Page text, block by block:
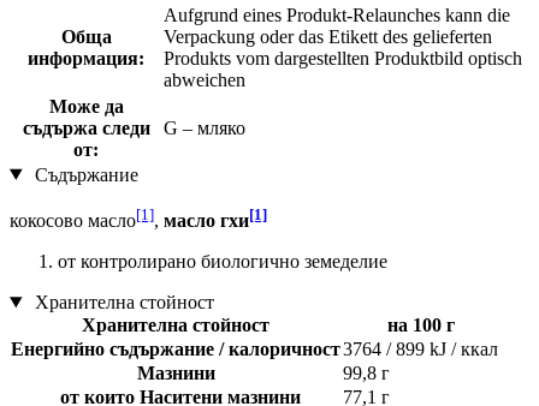
Обща
информация:
Aufgrund eines Produkt-Relaunches kann die
Verpackung oder das Etikett des gelieferten
Produkts vom dargestellten Produktbild optisch
abweichen
Може да
съдържа следи
от:
G – мляко
Съдържание
кокосово масло[1], масло гхи[1]
от контролирано биологично земеделие
Хранителна стойност
Хранителна стойност
на 100 г
Енергийно съдържание / калоричност3764 / 899 kJ / ккал
Мазнини
99,8 г
от които Наситени мазнини
77,1 г